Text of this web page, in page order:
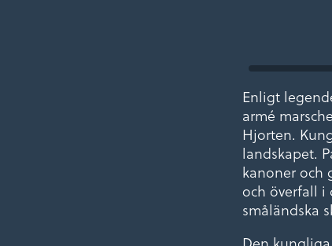
Enligt
armé
Hjorten.
landskapet.
kanoner och
och överfall i
småländska